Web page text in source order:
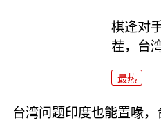
棋逢对
茬，台
最热
台湾问题印度也能置喙